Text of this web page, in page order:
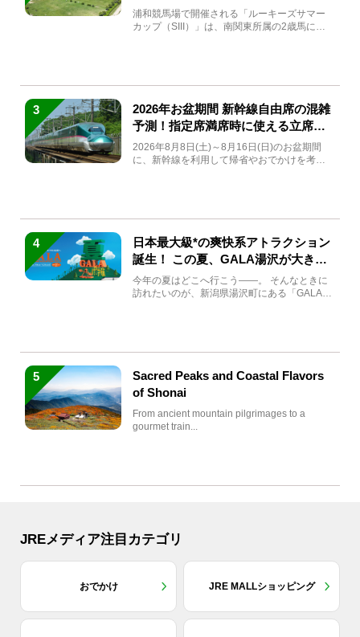
馬と見どころをチェック
浦和競馬場で開催される「ルーキーズサマー
カップ（SIII）」は、南関東所属の2歳馬によ
3
2026年お盆期間 新幹線自由席の混雑
予測！指定席満席時に使える立席特
急券も解説
2026年8月8日(土)～8月16日(日)のお盆期間
に、新幹線を利用して帰省やおでかけを考え
4
日本最大級*の爽快系アトラクション
誕生！ この夏、GALA湯沢が大きく
生まれ変わる
今年の夏はどこへ行こう――。 そんなときに
訪れたいのが、新潟県湯沢町にある「GALA湯
5
Sacred Peaks and Coastal Flavors
of Shonai
From ancient mountain pilgrimages to a
gourmet train...
JREメディア注目カテゴリ
おでかけ JRE MALLショッピング